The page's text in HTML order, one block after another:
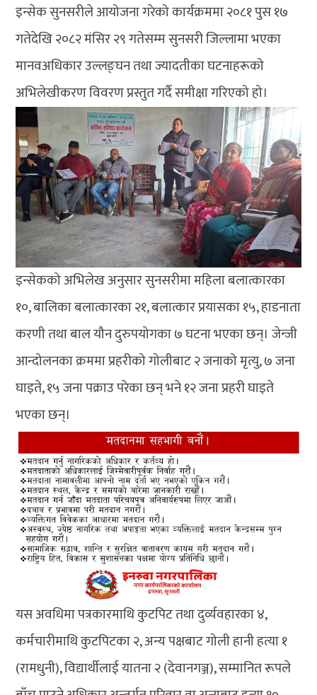
इन्सेक सुनसरीले आयोजना गरेको कार्यक्रममा २०८१ पुस १७
गतेदेखि २०८२ मंसिर २९ गतेसम्म सुनसरी जिल्लामा भएका
मानवअधिकार उल्लङ्घन तथा ज्यादतीका घटनाहरूको
अभिलेखीकरण विवरण प्रस्तुत गर्दै समीक्षा गरिएको हो।
इन्सेकको अभिलेख अनुसार सुनसरीमा महिला बलात्कारका
१०, बालिका बलात्कारका २१, बलात्कार प्रयासका १५, हाडनाता
करणी तथा बाल यौन दुरुपयोगका ७ घटना भएका छन्। जेन्जी
आन्दोलनका क्रममा प्रहरीको गोलीबाट २ जनाको मृत्यु, ७ जना
घाइते, १५ जना पक्राउ परेका छन् भने १२ जना प्रहरी घाइते
भएका छन्।
यस अवधिमा पत्रकारमाथि कुटपिट तथा दुर्व्यवहारका ४,
कर्मचारीमाथि कुटपिटका २, अन्य पक्षबाट गोली हानी हत्या १
(रामधुनी), विद्यार्थीलाई यातना २ (देवानगञ्ज), सम्मानित रूपले